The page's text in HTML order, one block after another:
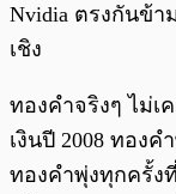
Nvidia ตรงกันข้
เชิง
ทองคำจริงๆ ไม่
เงินปี 2008 ทอง
ทองคำพุ่งทุกครั้ง